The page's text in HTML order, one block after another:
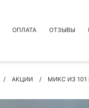
ОПЛАТА ОТЗЫВЫ
АКЦИИ МИКС ИЗ